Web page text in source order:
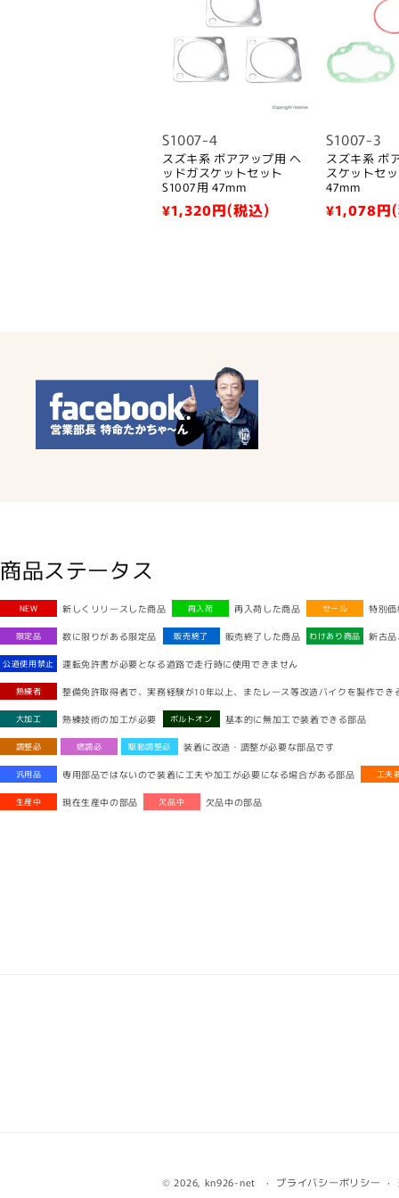
S1007-4
スズキ系 ボアアップ用 ヘ
ッドガスケットセット
S1007用 47mm
通
¥1,320円(税込)
S1007-3
スズキ系 ボ
スケットセ
47mm
通
¥1,078円
商品ステータス
NEW 新しくリリースした商品 再入荷 再入荷した商品 セール 特別
限定品 数に限りがある限定品 販売終了 販売終了した商品 わけあり商品 新古
公道使用禁止 運転免許書が必要となる道路で走行時に使用できません
熟練者 整備免許取得者で、実務経験が10年以上、またレース等改造バイクを製作でき
大加工 熟練技術の加工が必要 ボルトオン 基本的に無加工で装着できる部品
調整必 燃調必 駆動調整必 装着に改造・調整が必要な部品です
汎用品 専用部品ではないので装着に工夫や加工が必要になる場合がある部品 工夫
生産中 現在生産中の部品 欠品中 欠品中の部品
© 2026, kn926-net プライバシーポリシー